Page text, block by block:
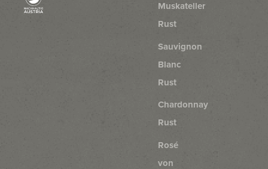
Muskateller
Rust
Sauvignon
Blanc
Rust
Chardonnay
Rust
Rosé
von